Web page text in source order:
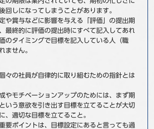
回しになってしまうことがあります。
や賞与などに影響を与える「評価」の提出期
最終的に評価の提出時にすべて記入してあれ
のタイミングで目標を記入している人（職
ません。
々の社員が自律的に取り組むための指針とは
やモチベーションアップのためには、まず期
いう意欲を引き出す目標を立てることが大切
、適切な目標を立てること。
要ポイントは、目標設定にあると言っても過